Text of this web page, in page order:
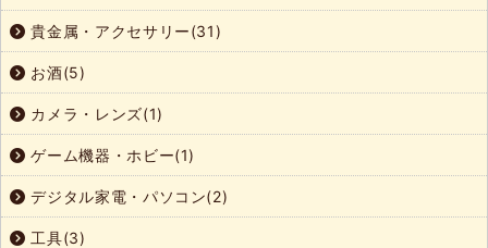
貴金属・アクセサリー(31)
お酒(5)
カメラ・レンズ(1)
ゲーム機器・ホビー(1)
デジタル家電・パソコン(2)
工具(3)